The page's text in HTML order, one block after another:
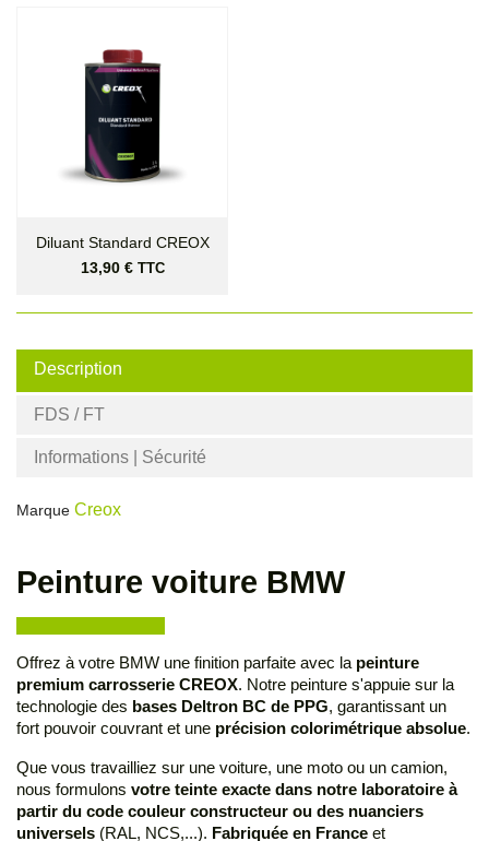
Diluant Standard CREOX
Prix
13,90 € TTC
Description
FDS / FT
Informations | Sécurité
Marque Creox
Peinture voiture BMW
Offrez à votre BMW une finition parfaite avec la peinture
premium carrosserie CREOX. Notre peinture s'appuie sur la
technologie des bases Deltron BC de PPG, garantissant un
fort pouvoir couvrant et une précision colorimétrique absolue.
Que vous travailliez sur une voiture, une moto ou un camion,
nous formulons votre teinte exacte dans notre laboratoire à
partir du code couleur constructeur ou des nuanciers
universels (RAL, NCS,...). Fabriquée en France et